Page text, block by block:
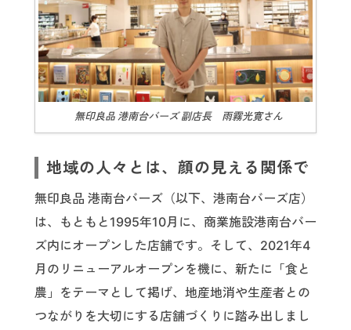
無印良品 港南台バーズ 副店長 雨霧光寛さん
地域の人々とは、顔の見える関係で
無印良品 港南台バーズ（以下、港南台バーズ店）
は、もともと1995年10月に、商業施設港南台バー
ズ内にオープンした店舗です。そして、2021年4
月のリニューアルオープンを機に、新たに「食と
農」をテーマとして掲げ、地産地消や生産者との
つながりを大切にする店舗づくりに踏み出しまし